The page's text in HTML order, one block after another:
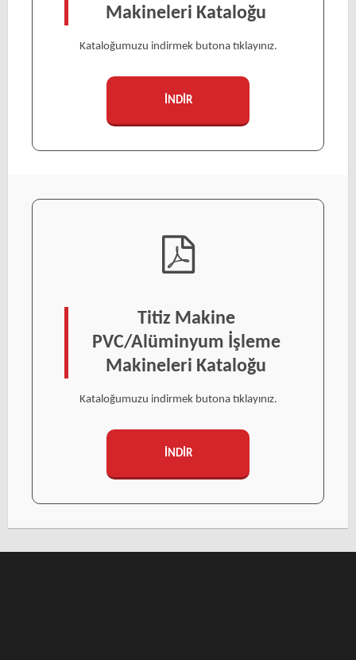
Makineleri Kataloğu
Kataloğumuzu indirmek butona tıklayınız.
İNDİR
Titiz Makine
PVC/Alüminyum İşleme
Makineleri Kataloğu
Kataloğumuzu indirmek butona tıklayınız.
İNDİR